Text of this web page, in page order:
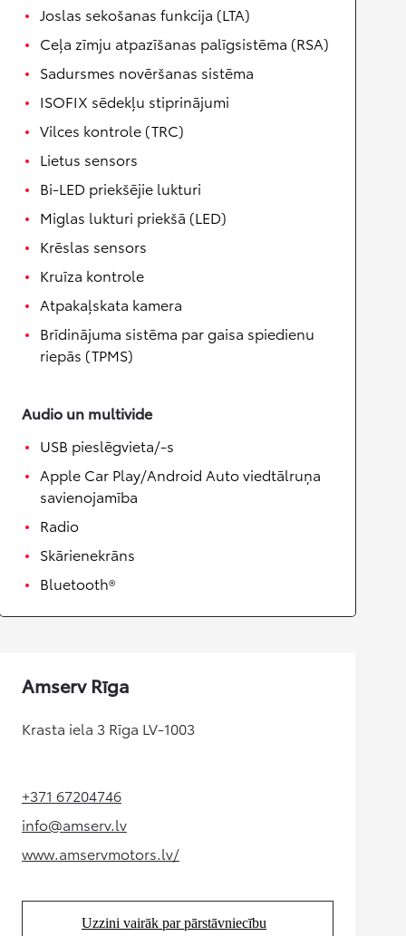
Joslas sekošanas funkcija (LTA)
Ceļa zīmju atpazīšanas palīgsistēma (RSA)
Sadursmes novēršanas sistēma
ISOFIX sēdekļu stiprinājumi
Vilces kontrole (TRC)
Lietus sensors
Bi-LED priekšējie lukturi
Miglas lukturi priekšā (LED)
Krēslas sensors
Kruīza kontrole
Atpakaļskata kamera
Brīdinājuma sistēma par gaisa spiedienu
riepās (TPMS)
Audio un multivide
USB pieslēgvieta/-s
Apple Car Play/Android Auto viedtālruņa
savienojamība
Radio
Skārienekrāns
Bluetooth®
Amserv Rīga
Krasta iela 3 Rīga LV-1003
+371 67204746(Opens in new tab)
info@amserv.lv(Opens in new tab)
www.amservmotors.lv/
(Opens in new tab)
Uzzini vairāk par pārstāvniecību